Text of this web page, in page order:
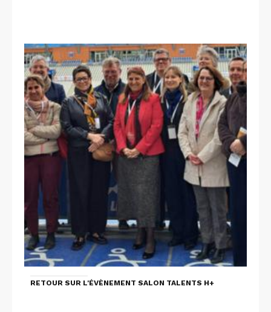
RETOUR SUR L'ÉVÈNEMENT SALON TALENTS H+